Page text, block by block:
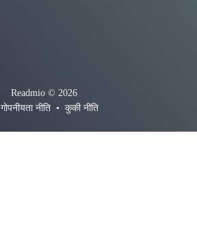
Readmio © 2026
गोपनीयता नीति • कुकी नीति